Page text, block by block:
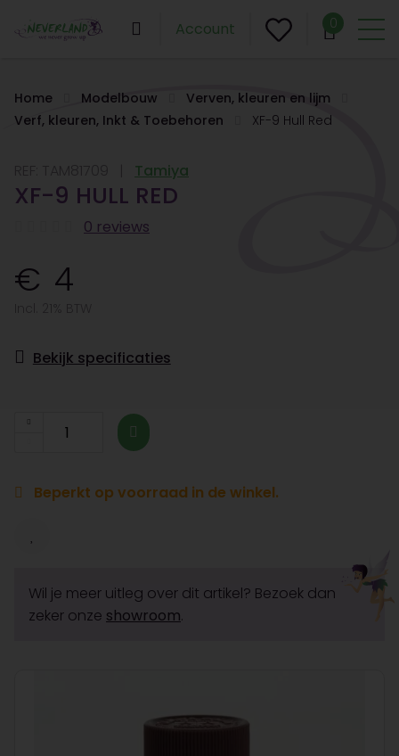
Account 0
Home Modelbouw
Verven, kleuren en lijm
Verf, kleuren, Inkt & Toebehoren
XF-9 Hull Red
Tamiya
XF-9 HULL RED
0 reviews
4
Bekijk specificaties
Beperkt op voorraad in de winkel.
Wil je meer uitleg over dit artikel? Bezoek dan
zeker onze showroom.